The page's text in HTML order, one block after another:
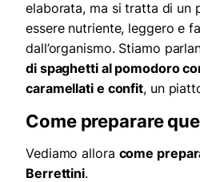
elaborata, ma si tratta di un
essere nutriente, leggero e
dall’organismo. Stiamo
di spaghetti al pomodoro
caramellati e confit, un
Come preparare
Vediamo allora come
Berrettini.